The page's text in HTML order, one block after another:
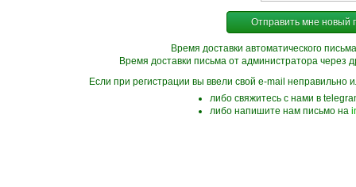
Отправить мне новый
Время доставки автоматического
Время доставки письма от администратора через
Если при регистрации вы ввели свой e-mail неправильно
либо свяжитесь с нами в
либо напишите нам письмо на